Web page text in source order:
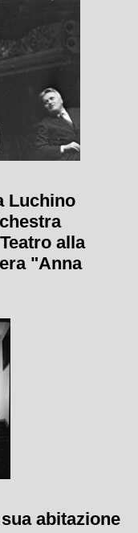
Luchino
alla
"Anna
abitazione